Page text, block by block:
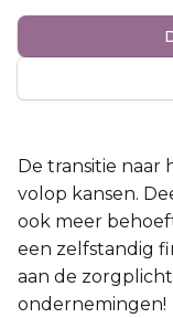
De transitie naar
volop kansen.
ook meer
een zelfstandig
aan de
ondernemingen!